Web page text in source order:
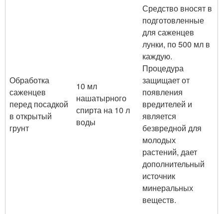
Обработка
саженцев
перед посадкой
в открытый
грунт
10 мл
нашатырного
спирта на 10 л
воды
Средство вносят в
подготовленные
для саженцев
лунки, по 500 мл в
каждую.
Процедура
защищает от
появления
вредителей и
является
безвредной для
молодых
растений, дает
дополнительный
источник
минеральных
веществ.